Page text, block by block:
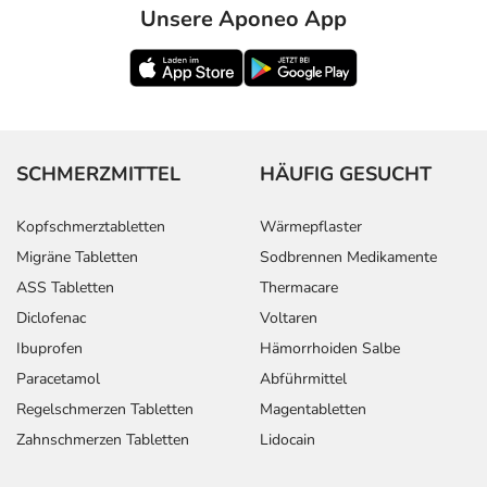
Konzentration des
Hormons Prolaktin
Behandlungsbeginn:
Hormons Prolaktin
im Blut -
Anwendungshinweise
Die Gesamtdosis sollte nicht ohne Rücksprache mit
einem Arzt oder Apotheker überschritten werden.
Nehmen Sie das Arzneimittel mit Flüssigkeit (z.B. 1 Glas
Wasser) ein.
Unsere Aponeo App
SCHMERZMITTEL
Kopfschmerztabletten
Migräne Tabletten
ASS Tabletten
Diclofenac
Ibuprofen
Paracetamol
Regelschmerzen Tabletten
Zahnschmerzen Tabletten
HÄUFIG GESUCHT
Wärmepflaster
Sodbrennen Medikamente
Thermacare
Voltaren
Hämorrhoiden Salbe
Abführmittel
Magentabletten
Lidocain